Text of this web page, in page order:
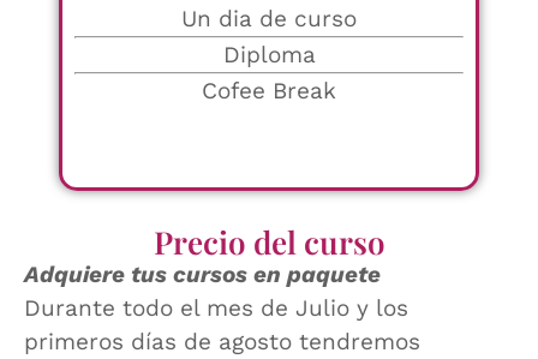
Un dia de curso
Diploma
Cofee Break
Precio del curso
Adquiere tus cursos en paquete
Durante todo el mes de Julio y los
primeros días de agosto tendremos